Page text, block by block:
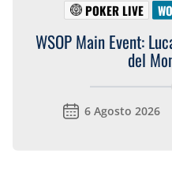
POKER LIVE
WSOP Main Event:
del
6 Agosto 2026